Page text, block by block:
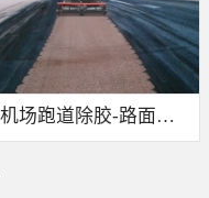
机场跑道除胶-路面标线清除